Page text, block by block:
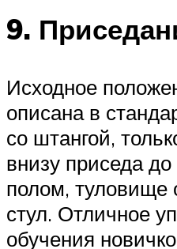
9.
Исходное
описана в
со штангой,
внизу приседа
полом, туловище
стул. Отличное
обучения